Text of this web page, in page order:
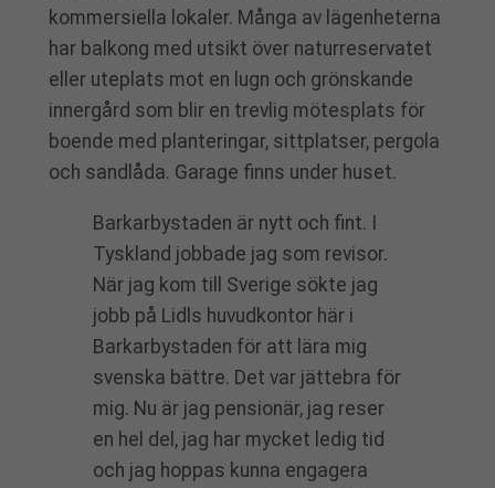
kommersiella lokaler. Många av lägenheterna
har balkong med utsikt över naturreservatet
eller uteplats mot en lugn och grönskande
innergård som blir en trevlig mötesplats för
boende med planteringar, sittplatser, pergola
och sandlåda. Garage finns under huset.
Barkarbystaden är nytt och fint. I
Tyskland jobbade jag som revisor.
När jag kom till Sverige sökte jag
jobb på Lidls huvudkontor här i
Barkarbystaden för att lära mig
svenska bättre. Det var jättebra för
mig. Nu är jag pensionär, jag reser
en hel del, jag har mycket ledig tid
och jag hoppas kunna engagera